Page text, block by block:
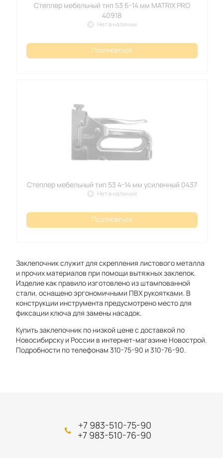
Степлер мебельный тип 53 6-14 мм MATRIX PRO
40918
Нет в наличии
Подписаться
Степлер мебельный тип 53 4-14 мм усиленный 0437
Нет в наличии
Подписаться
Заклепочник служит для скрепления листового металла
и прочих материалов при помощи вытяжных заклепок.
Изделие как правило изготовлено из штампованной
стали, оснащено эргономичными ПВХ рукоятками. В
конструкции инструмента предусмотрено место для
фиксации ключа для замены насадок.
Купить заклепочник по низкой цене с доставкой по
Новосибирску и России в интернет-магазине Новострой.
Подробности по телефонам 310-75-90 и 310-76-90.
+7 983-510-75-90
+7 983-510-76-90